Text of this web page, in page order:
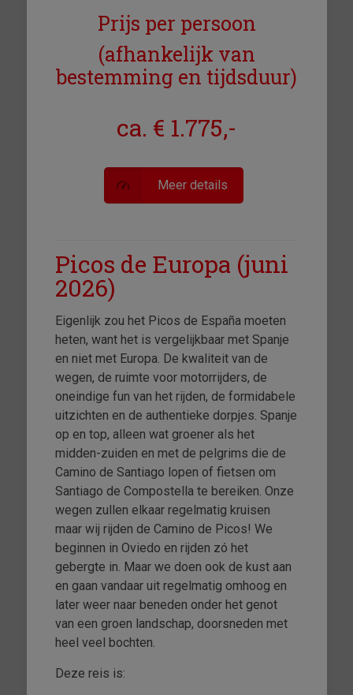
Prijs per persoon
(afhankelijk van
bestemming en tijdsduur)
ca. € 1.775,-
Meer details
Picos de Europa (juni
2026)
Eigenlijk zou het Picos de España moeten
heten, want het is vergelijkbaar met Spanje
en niet met Europa. De kwaliteit van de
wegen, de ruimte voor motorrijders, de
oneindige fun van het rijden, de formidabele
uitzichten en de authentieke dorpjes. Spanje
op en top, alleen wat groener als het
midden-zuiden en met de pelgrims die de
Camino de Santiago lopen of fietsen om
Santiago de Compostella te bereiken. Onze
wegen zullen elkaar regelmatig kruisen
maar wij rijden de Camino de Picos! We
beginnen in Oviedo en rijden zó het
gebergte in. Maar we doen ook de kust aan
en gaan vandaar uit regelmatig omhoog en
later weer naar beneden onder het genot
van een groen landschap, doorsneden met
heel veel bochten.
Deze reis is: